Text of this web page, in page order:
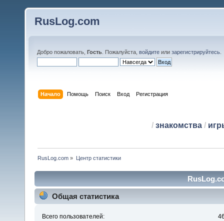
RusLog.com
Добро пожаловать, Гость . Пожалуйста, войдите или зарегистрируйтесь
Начало Помощь Поиск Вход Регистрация
/ знакомства/
RusLog.com » Центр статистики
Общая статистика
Всего пользователей: